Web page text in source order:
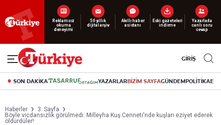
Yeni nesil dijital
abonelik 19 TL’den başlayan fiyatlarla.
GİRİŞ
SON DAKİKA YAZARLARBİZİM SAYFAGÜNDEMPOLİTİKA
Haberler
3. Sayfa
Böyle vicdansızlık görülmedi: Milleyha Kuş Cenneti'nde kuşları eziyet ederek
öldürdüler!